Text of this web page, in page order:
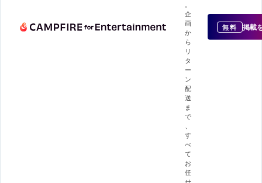
企
画
か
ら
リ
タ
ー
ン
配
送
ま
で
す
べ
て
お
任
無料 掲載